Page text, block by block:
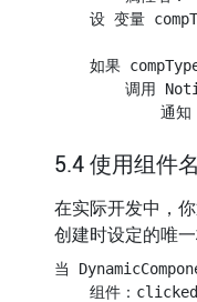
设 变量
如果
调用
5.4 使用组件
在实际开发中，
创建时设定的唯
当
组件：